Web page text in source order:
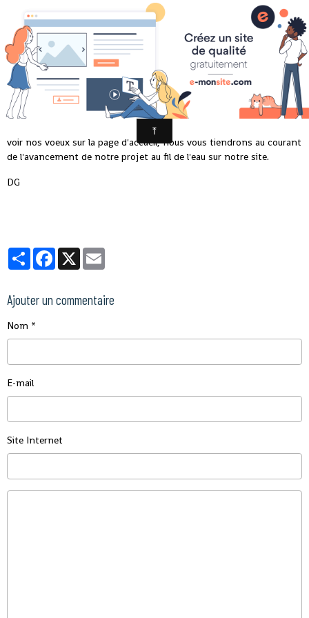
VOEUX 2019
Le 28/12/2018
voir nos voeux sur la page d'accueil, nous vous tiendrons au courant
de l'avancement de notre projet au fil de l'eau sur notre site.
DG
PartagerFacebook
X
Ajouter un commentaire
Nom
E-mail
Site Internet